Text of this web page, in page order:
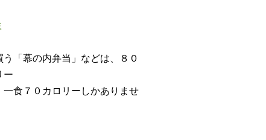
「幕の内弁当」などは、８０
ー
食７０カロリーしかありませ